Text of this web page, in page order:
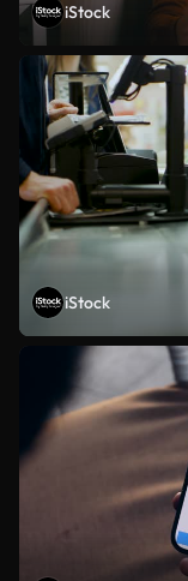
iStock
iStock